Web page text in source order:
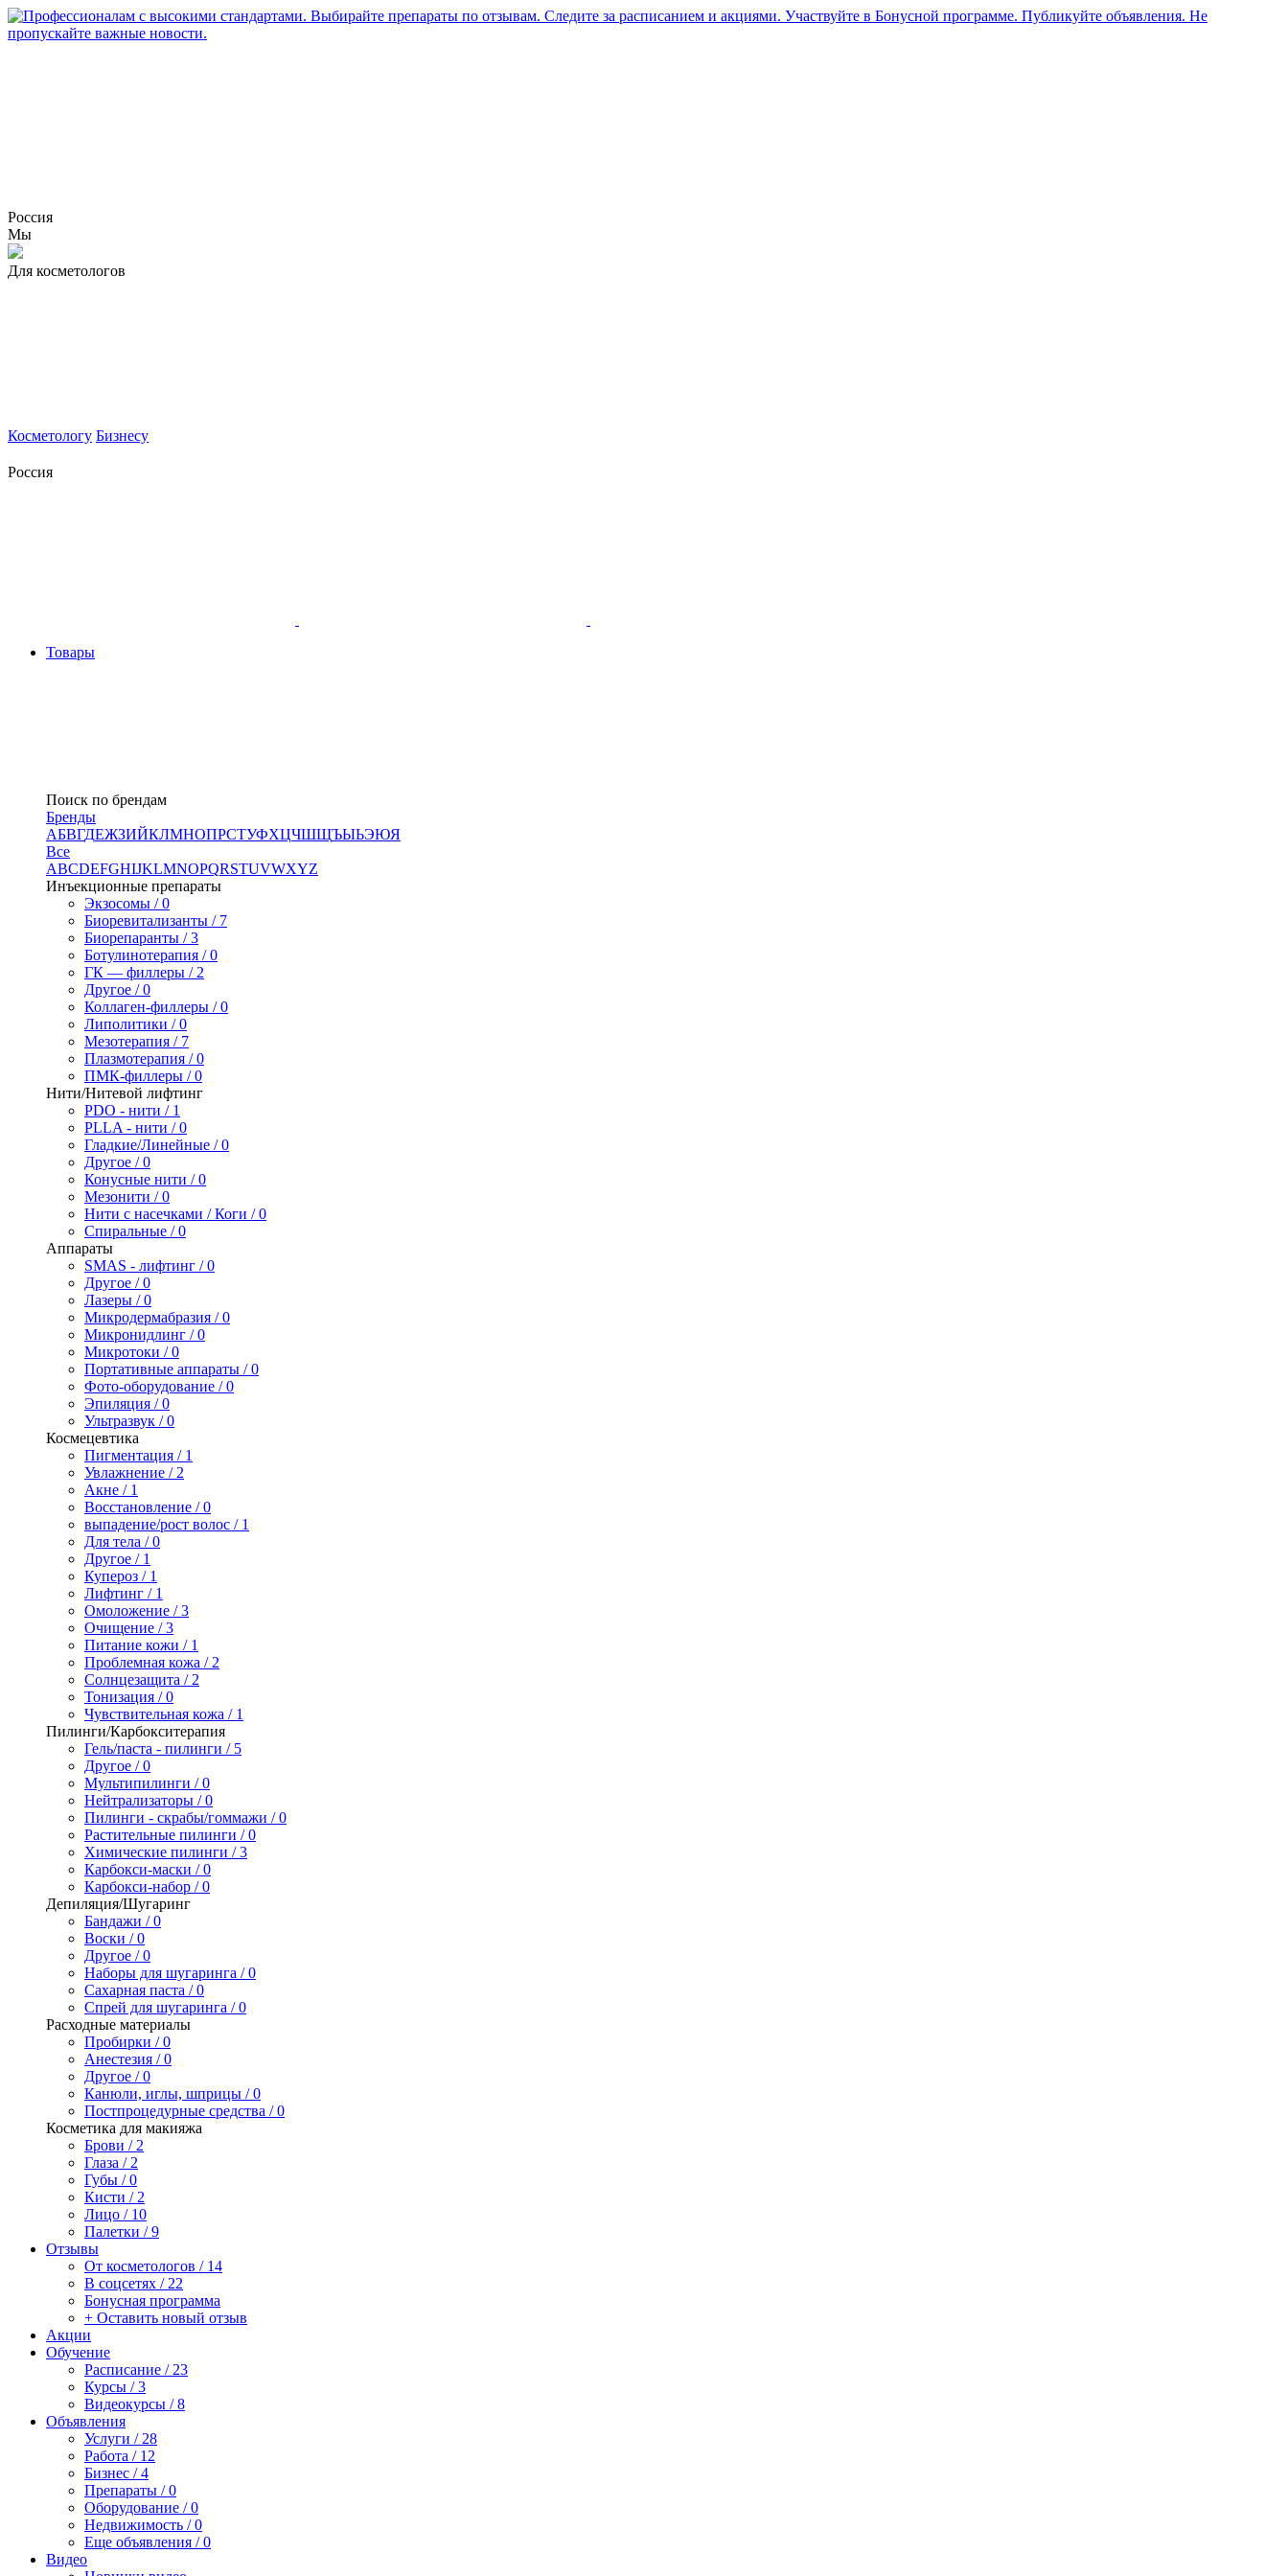
Россия
Мы
Для косметологов
Косметологу Бизнесу
Россия
Товары
Поиск по брендам
Бренды
АБВГДЕЖЗИЙКЛМНОПРСТУФХЦЧШЩЪЫЬЭЮЯ
Все
ABCDEFGHIJKLMNOPQRSTUVWXYZ
Инъекционные препараты
Экзосомы / 0
Биоревитализанты / 7
Биорепаранты / 3
Ботулинотерапия / 0
ГК — филлеры / 2
Другое / 0
Коллаген-филлеры / 0
Липолитики / 0
Мезотерапия / 7
Плазмотерапия / 0
ПМК-филлеры / 0
Нити/Нитевой лифтинг
PDO - нити / 1
PLLA - нити / 0
Гладкие/Линейные / 0
Другое / 0
Конусные нити / 0
Мезонити / 0
Нити с насечками / Коги / 0
Спиральные / 0
Аппараты
SMAS - лифтинг / 0
Другое / 0
Лазеры / 0
Микродермабразия / 0
Микронидлинг / 0
Микротоки / 0
Портативные аппараты / 0
Фото-оборудование / 0
Эпиляция / 0
Ультразвук / 0
Космецевтика
Пигментация / 1
Увлажнение / 2
Акне / 1
Восстановление / 0
выпадение/рост волос / 1
Для тела / 0
Другое / 1
Купероз / 1
Лифтинг / 1
Омоложение / 3
Очищение / 3
Питание кожи / 1
Проблемная кожа / 2
Солнцезащита / 2
Тонизация / 0
Чувствительная кожа / 1
Пилинги/Карбокситерапия
Гель/паста - пилинги / 5
Другое / 0
Мультипилинги / 0
Нейтрализаторы / 0
Пилинги - скрабы/гоммажи / 0
Растительные пилинги / 0
Химические пилинги / 3
Карбокси-маски / 0
Карбокси-набор / 0
Депиляция/Шугаринг
Бандажи / 0
Воски / 0
Другое / 0
Наборы для шугаринга / 0
Сахарная паста / 0
Спрей для шугаринга / 0
Расходные материалы
Пробирки / 0
Анестезия / 0
Другое / 0
Канюли, иглы, шприцы / 0
Постпроцедурные средства / 0
Косметика для макияжа
Брови / 2
Глаза / 2
Губы / 0
Кисти / 2
Лицо / 10
Палетки / 9
Отзывы
От косметологов / 14
В соцсетях / 22
Бонусная программа
+ Оставить новый отзыв
Акции
Обучение
Расписание / 23
Курсы / 3
Видеокурсы / 8
Объявления
Услуги / 28
Работа / 12
Бизнес / 4
Препараты / 0
Оборудование / 0
Недвижимость / 0
Еще объявления / 0
Видео